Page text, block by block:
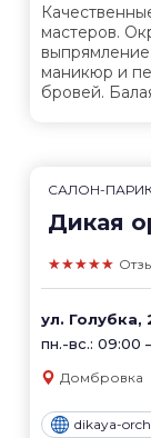
мастеров.
маникюр и
бровей.
САЛОН-
Дикая
★★★★★
ул. Голубка,
пн.-вс.: 09:00
Домбровка
dikaya-